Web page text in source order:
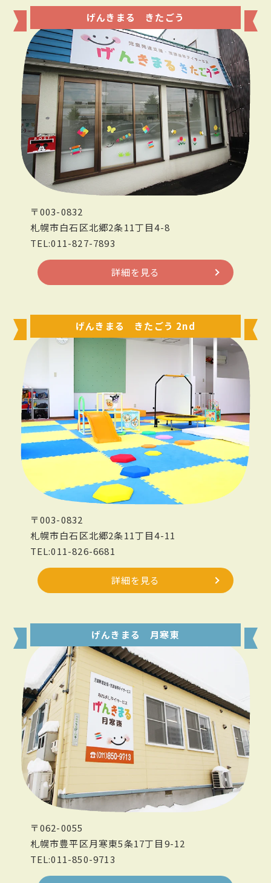
げんきまる きたごう
〒003-0832
札幌市白石区北郷2条11丁目4-8
TEL:011-827-7893
詳細を見る
げんきまる きたごう 2nd
〒003-0832
札幌市白石区北郷2条11丁目4-11
TEL:011-826-6681
詳細を見る
げんきまる 月寒東
〒062-0055
札幌市豊平区月寒東5条17丁目9-12
TEL:011-850-9713